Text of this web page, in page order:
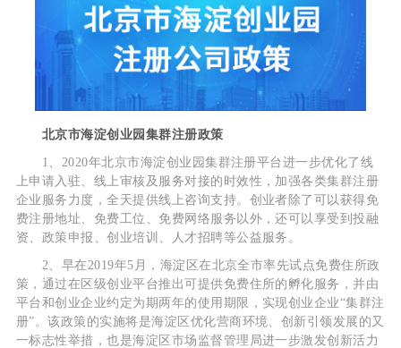
北京市海淀创业园集群注册政策
1、2020年北京市海淀创业园集群注册平台进一步优化了线
上申请入驻、线上审核及服务对接的时效性，加强各类集群注册
企业服务力度，全天提供线上咨询支持。创业者除了可以获得免
费注册地址、免费工位、免费网络服务以外，还可以享受到投融
资、政策申报、创业培训、人才招聘等公益服务。
2、早在2019年5月，海淀区在北京全市率先试点免费住所政
策，通过在区级创业平台推出可提供免费住所的孵化服务，并由
平台和创业企业约定为期两年的使用期限，实现创业企业“集群注
册”。该政策的实施将是海淀区优化营商环境、创新引领发展的又
一标志性举措，也是海淀区市场监督管理局进一步激发创新活力